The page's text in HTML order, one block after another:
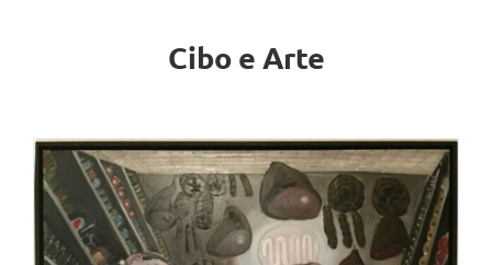
Cibo e Arte